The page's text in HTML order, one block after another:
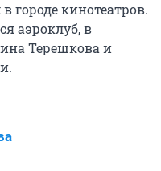
городе кинотеатров.
аэроклуб, в
Терешкова и